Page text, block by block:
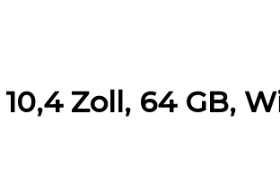
Zoll, 64 GB,